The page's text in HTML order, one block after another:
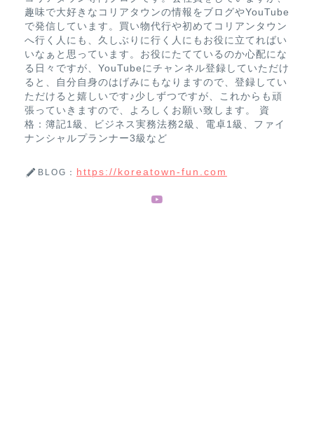
趣味で大好きなコリアタウンの情報をブログやYouTube
で発信しています。買い物代行や初めてコリアンタウン
へ行く人にも、久しぶりに行く人にもお役に立てればい
いなぁと思っています。お役にたてているのか心配にな
る日々ですが、YouTubeにチャンネル登録していただけ
ると、自分自身のはげみにもなりますので、登録してい
ただけると嬉しいです♪少しずつですが、これからも頑
張っていきますので、よろしくお願い致します。 資
格：簿記1級、ビジネス実務法務2級、電卓1級、ファイ
ナンシャルプランナー3級など
BLOG： https://koreatown-fun.com